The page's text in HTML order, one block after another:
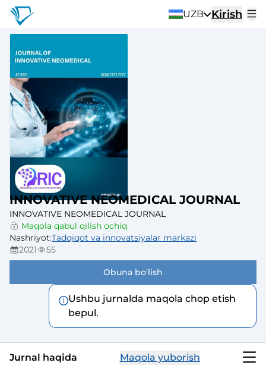
UZB Kirish
INNOVATIVE NEOMEDICAL JOURNAL
INNOVATIVE NEOMEDICAL JOURNAL
Maqola qabul qilish ochiq
Nashriyot:Tadqiqot va innovatsiyalar markazi
2021
55
Obuna bo'lish
Ushbu jurnalda maqola chop etish
bepul.
Jurnal haqida Maqola yuborish